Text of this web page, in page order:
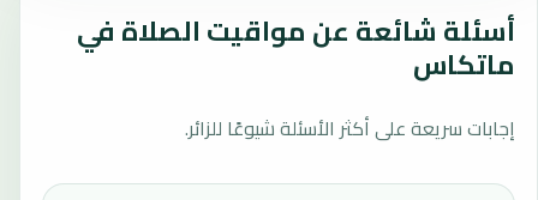
أسئلة شائعة عن مواقيت الصلاة في
ماتكاس
إجابات سريعة على أكثر الأسئلة شيوعًا للزائر.